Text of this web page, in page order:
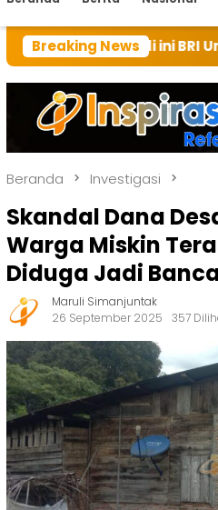
Breaking News
ini BRI Unit Silindung
Beranda Investigasi
Skandal Dana
Warga Miskin
Diduga Jadi
Maruli Simanjuntak
26 September 2025
357